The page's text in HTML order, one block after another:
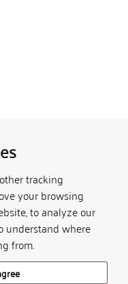
tracking
your browsing
to analyze our
understand where
from.